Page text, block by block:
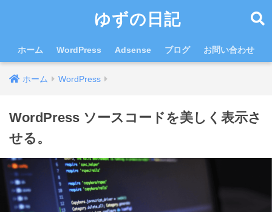
ゆずの日記
ホーム WordPress Adsense ブログ お問い合わせ
ホーム WordPress
WordPress ソースコードを美しく表示さ
せる。